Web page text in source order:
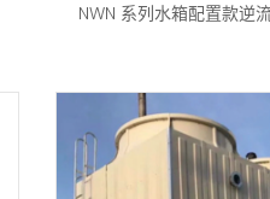
NWN 系列水箱配置款逆